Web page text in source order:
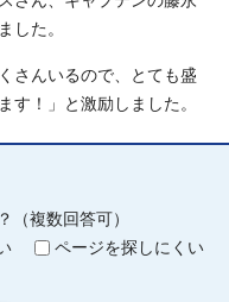
した。
さんいるので、とても盛
す！」と激励しました。
（複数回答可）
ページを探しにくい